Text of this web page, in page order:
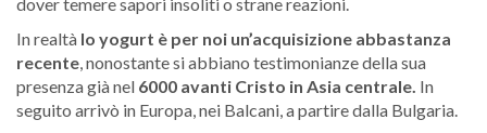
dover temere sapori insoliti o strane reazioni.
In realtà lo yogurt è per noi un’acquisizione abbastanza
recente, nonostante si abbiano testimonianze della sua
presenza già nel 6000 avanti Cristo in Asia centrale. In
seguito arrivò in Europa, nei Balcani, a partire dalla Bulgaria.